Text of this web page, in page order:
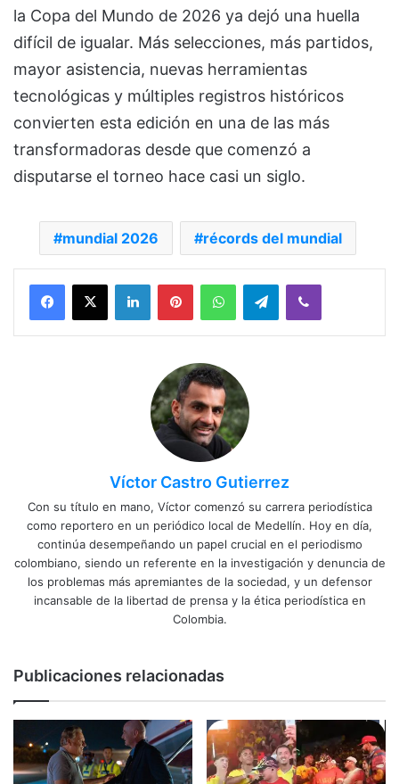
la Copa del Mundo de 2026 ya dejó una huella
difícil de igualar. Más selecciones, más partidos,
mayor asistencia, nuevas herramientas
tecnológicas y múltiples registros históricos
convierten esta edición en una de las más
transformadoras desde que comenzó a
disputarse el torneo hace casi un siglo.
mundial 2026 récords del mundial
Facebook
X LinkedInPinterestWhatsAppTelegramViber
Víctor Castro Gutierrez
Con su título en mano, Víctor comenzó su carrera periodística
como reportero en un periódico local de Medellín. Hoy en día,
continúa desempeñando un papel crucial en el periodismo
colombiano, siendo un referente en la investigación y denuncia de
los problemas más apremiantes de la sociedad, y un defensor
incansable de la libertad de prensa y la ética periodística en
Colombia.
Publicaciones relacionadas